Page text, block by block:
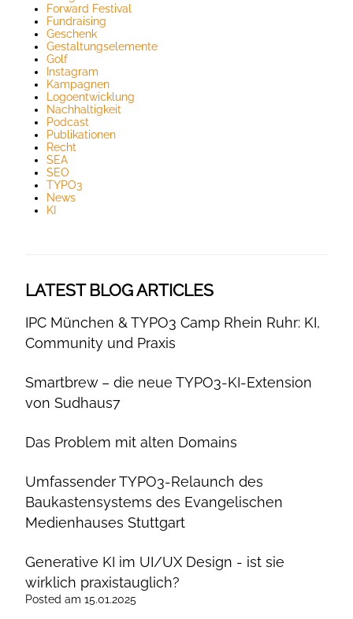
Forward Festival
Fundraising
Geschenk
Gestaltungselemente
Golf
Instagram
Kampagnen
Logoentwicklung
Nachhaltigkeit
Podcast
Publikationen
Recht
SEA
SEO
TYPO3
News
KI
LATEST BLOG ARTICLES
IPC München & TYPO3 Camp Rhein Ruhr: KI,
Community und Praxis
Smartbrew – die neue TYPO3-KI-Extension
von Sudhaus7
Das Problem mit alten Domains
Umfassender TYPO3-Relaunch des
Baukastensystems des Evangelischen
Medienhauses Stuttgart
Generative KI im UI/UX Design - ist sie
wirklich praxistauglich?
Posted am 15.01.2025